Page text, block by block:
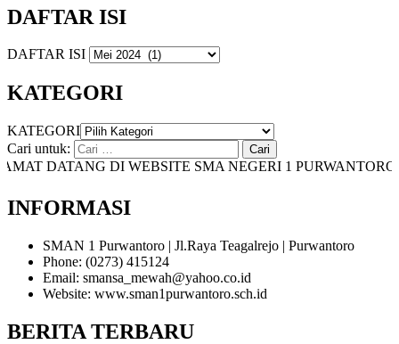
DAFTAR ISI
DAFTAR ISI
KATEGORI
KATEGORI
Cari untuk:
DATANG DI WEBSITE SMA NEGERI 1 PURWANTORO
INFORMASI
SMAN 1 Purwantoro | Jl.Raya Teagalrejo | Purwantoro
Phone: (0273) 415124
Email: smansa_mewah@yahoo.co.id
Website: www.sman1purwantoro.sch.id
BERITA TERBARU